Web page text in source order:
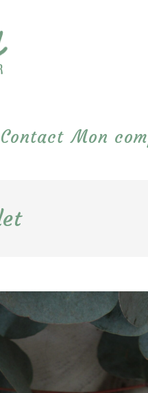
Contact Mon